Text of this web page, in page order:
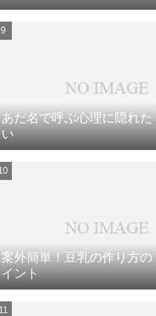
あだ名で呼ぶ心理に隠れた
い
案外簡単！豆乳の作り方の
イント